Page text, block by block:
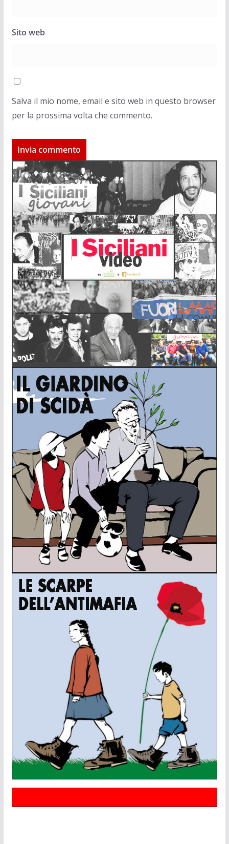
Sito web
Salva il mio nome, email e sito web in questo browser
per la prossima volta che commento.